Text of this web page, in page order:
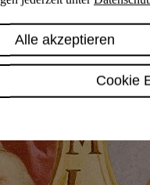
Alle akzeptieren
Cookie